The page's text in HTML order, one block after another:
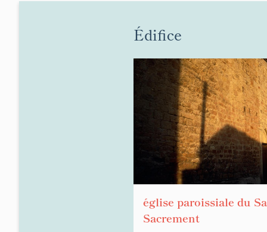
Édifice
église paroissiale du
Sacrement